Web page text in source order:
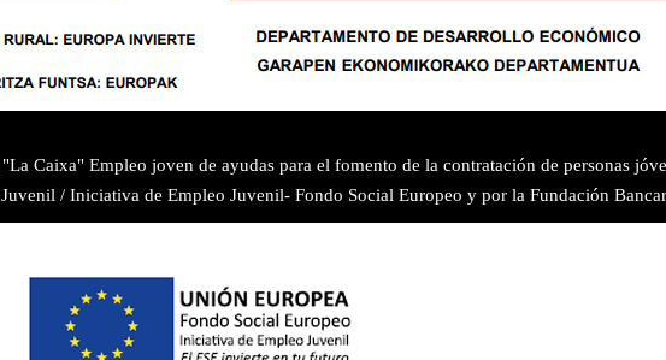
Caixa" Empleo joven de ayudas para el fomento de la contratación de personas
/ Iniciativa de Empleo Juvenil- Fondo Social Europeo y por la Fundación